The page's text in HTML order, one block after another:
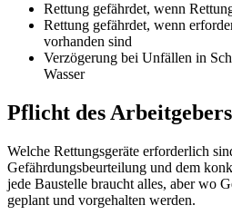
Rettung gefährdet, wenn
Rettung gefährdet, wenn
vorhanden sind
Verzögerung bei Unfällen in
Wasser
Pflicht des Arbeitgebers
Welche Rettungsgeräte erforderlich
Gefährdungsbeurteilung und dem
jede Baustelle braucht alles, aber wo
geplant und vorgehalten werden.